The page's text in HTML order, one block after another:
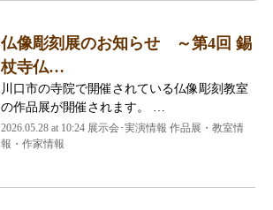
仏像彫刻展のお知らせ ～第4回 錫
杖寺仏…
川口市の寺院で開催されている仏像彫刻教室
の作品展が開催されます。 …
2026.05.28 at 10:24 展示会･実演情報 作品展・教室情
報・作家情報